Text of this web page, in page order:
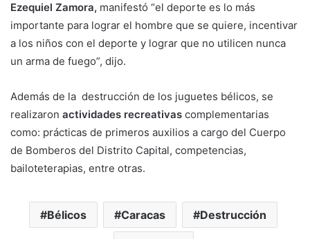
Ezequiel Zamora, manifestó “el deporte es lo más
importante para lograr el hombre que se quiere, incentivar
a los niños con el deporte y lograr que no utilicen nunca
un arma de fuego”, dijo.
Además de la destrucción de los juguetes bélicos, se
realizaron actividades recreativas complementarias
como: prácticas de primeros auxilios a cargo del Cuerpo
de Bomberos del Distrito Capital, competencias,
bailoteterapias, entre otras.
Bélicos Caracas Destrucción